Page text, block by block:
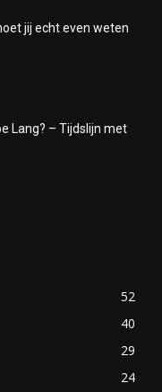
jij echt even weten
Lang? – Tijdslijn met
52
40
29
24